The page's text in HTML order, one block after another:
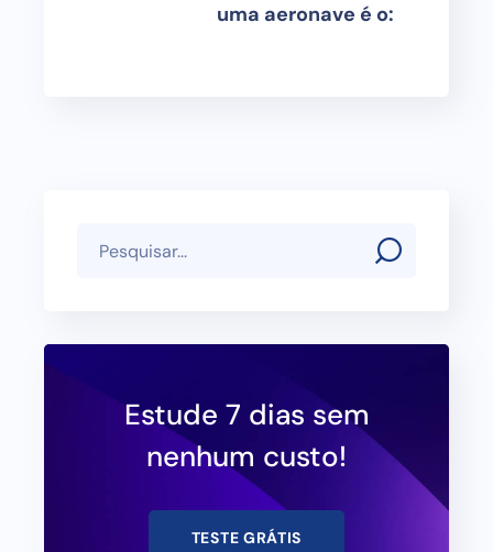
uma aeronave é o:
Estude 7 dias sem
nenhum custo!
TESTE GRÁTIS